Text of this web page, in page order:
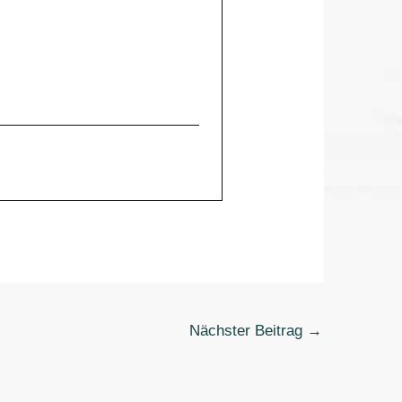
Nächster Beitrag →